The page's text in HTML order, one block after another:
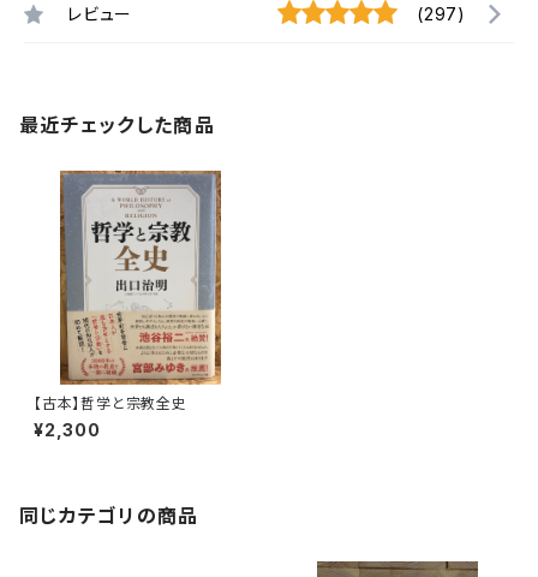
レビュー (297)
最近チェックした商品
【古本】哲学と宗教全史
¥2,300
同じカテゴリの商品